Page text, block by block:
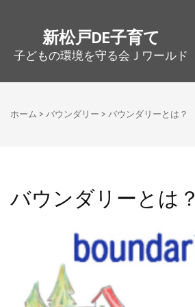
新松戸DE子育て
子どもの環境を守る会Ｊワールド
ホーム > バウンダリー > バウンダリーとは？
バウンダリーとは？